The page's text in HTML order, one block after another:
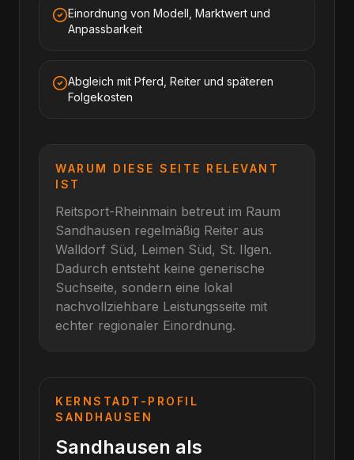
Einordnung von Modell, Marktwert und
Anpassbarkeit
Abgleich mit Pferd, Reiter und späteren
Folgekosten
WARUM DIESE SEITE RELEVANT
IST
Reitsport-Rheinmain betreut im Raum
Sandhausen regelmäßig Reiter aus
Walldorf Süd, Leimen Süd, St. Ilgen.
Dadurch entsteht keine generische
Suchseite, sondern eine lokal
nachvollziehbare Leistungsseite mit
echter regionaler Einordnung.
KERNSTADT-PROFIL
SANDHAUSEN
Sandhausen als